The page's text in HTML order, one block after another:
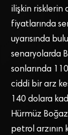
ilişkin
fiyatlarında
uyarısında
senaryolarda
sonlarında
ciddi bir arz
140 dolara
Hürmüz
petrol arzının